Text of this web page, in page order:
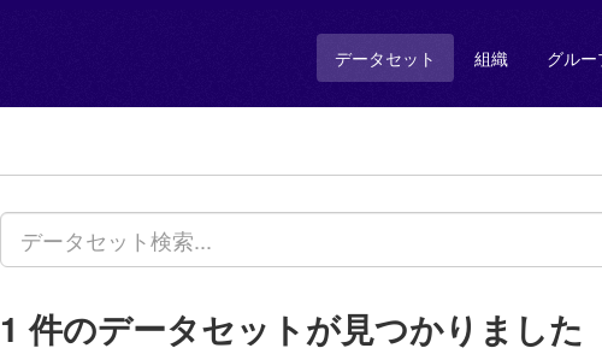
データセット 組織 グルー
1 件のデータセットが見つかりました